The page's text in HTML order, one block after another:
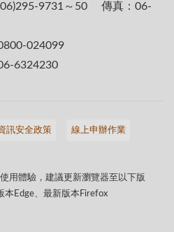
9731～50 傳真：06-
024099
6324230
訊安全政策 線上申辦作業
用體驗，建議更新瀏覽器至以下版
本Edge、最新版本Firefox